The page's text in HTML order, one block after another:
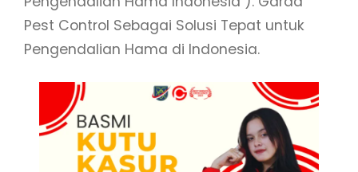
Pest Control Sebagai Solusi Tepat untuk
Pengendalian Hama di Indonesia.